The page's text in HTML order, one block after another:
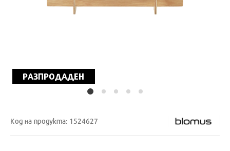
РАЗПРОДАДЕН
Код на продукта: 1524627